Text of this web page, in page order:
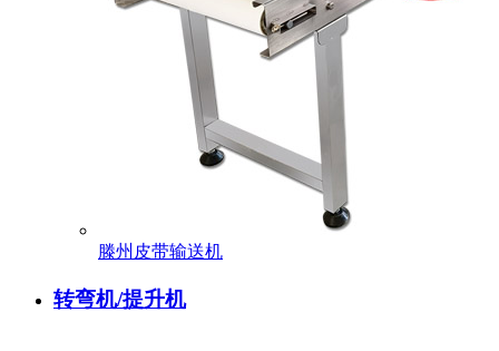
滕州皮带输送机
转弯机/提升机